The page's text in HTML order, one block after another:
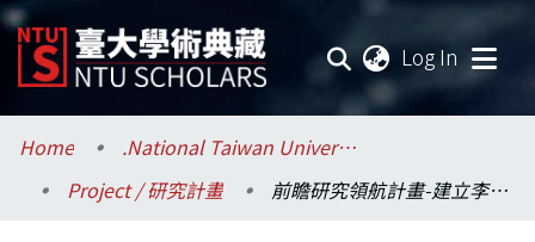
Log In
Communities & Collections
Research Outputs
Home
.National Taiwan University / 國立臺灣大學
Project / 研究計畫
前瞻研究領航計畫-建立李宋豬的一型糖尿病模式供醫療研究測試平台